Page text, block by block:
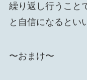
繰り返し行うこと
と自信になるとい
〜おまけ〜